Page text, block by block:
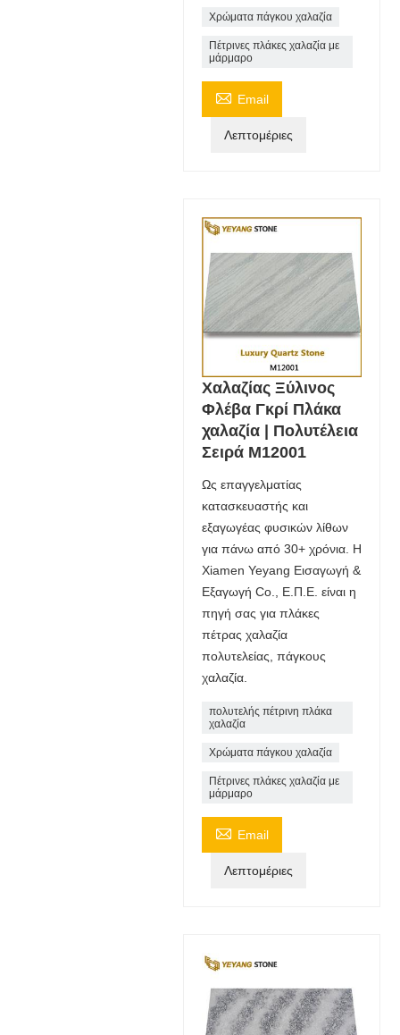
Χρώματα πάγκου χαλαζία
Πέτρινες πλάκες χαλαζία με
μάρμαρο
 Email
Λεπτομέριες
Χαλαζίας Ξύλινος
Φλέβα Γκρί Πλάκα
χαλαζία | Πολυτέλεια
Σειρά M12001
Ως επαγγελματίας
κατασκευαστής και
εξαγωγέας φυσικών λίθων
για πάνω από 30+ χρόνια. Η
Xiamen Yeyang Εισαγωγή &
Εξαγωγή Co., Ε.Π.Ε. είναι η
πηγή σας για πλάκες
πέτρας χαλαζία
πολυτελείας, πάγκους
χαλαζία.
πολυτελής πέτρινη πλάκα
χαλαζία
Χρώματα πάγκου χαλαζία
Πέτρινες πλάκες χαλαζία με
μάρμαρο
 Email
Λεπτομέριες